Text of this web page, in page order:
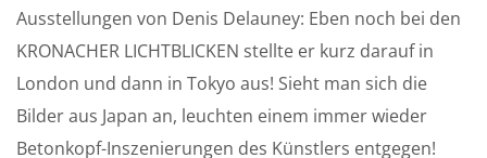
Ausstellungen von Denis Delauney: Eben noch bei den
KRONACHER LICHTBLICKEN stellte er kurz darauf in
London und dann in Tokyo aus! Sieht man sich die
Bilder aus Japan an, leuchten einem immer wieder
Betonkopf-Inszenierungen des Künstlers entgegen!